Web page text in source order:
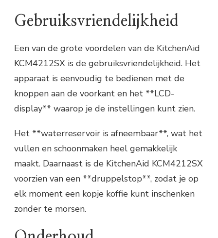
Gebruiksvriendelijkheid
Een van de grote voordelen van de KitchenAid
KCM4212SX is de gebruiksvriendelijkheid. Het
apparaat is eenvoudig te bedienen met de
knoppen aan de voorkant en het **LCD-
display** waarop je de instellingen kunt zien.
Het **waterreservoir is afneembaar**, wat het
vullen en schoonmaken heel gemakkelijk
maakt. Daarnaast is de KitchenAid KCM4212SX
voorzien van een **druppelstop**, zodat je op
elk moment een kopje koffie kunt inschenken
zonder te morsen.